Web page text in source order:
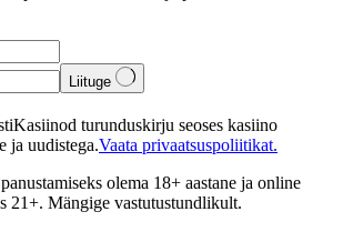
Liituge
turunduskirju seoses kasiino
ja uudistega.Vaata privaatsuspoliitikat.
olema 18+ aastane ja online
21+. Mängige vastutustundlikult.